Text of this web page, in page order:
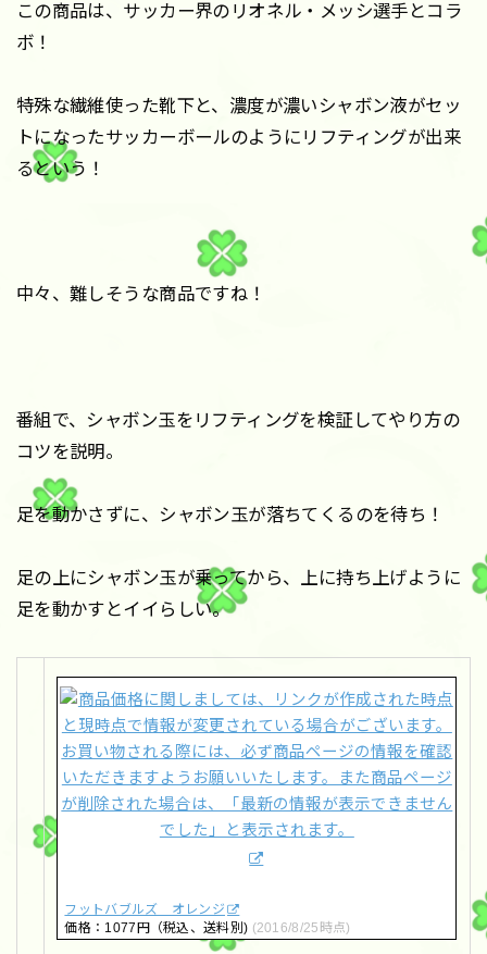
この商品は、サッカー界のリオネル・メッシ選手とコラ
ボ！
特殊な繊維使った靴下と、濃度が濃いシャボン液がセッ
トになったサッカーボールのようにリフティングが出来
るという！
中々、難しそうな商品ですね！
番組で、シャボン玉をリフティングを検証してやり方の
コツを説明。
足を動かさずに、シャボン玉が落ちてくるのを待ち！
足の上にシャボン玉が乗ってから、上に持ち上げように
足を動かすとイイらしい。
フットバブルズ オレンジ
価格：1077円（税込、送料別) (2016/8/25時点)